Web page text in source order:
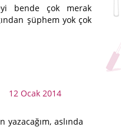
bende çok merak
şüphem yok çok
12 Ocak 2014
yazacağım, aslında